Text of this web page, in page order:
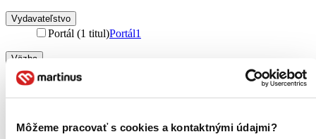
Môžeme pracovať s cookies a kontaktnými údajmi?
Vydavateľstvo
Portál (1 titul)Portál1
Väzba
brožovaná väzba (1 titul)
Zúžiť výber
Zoradiť